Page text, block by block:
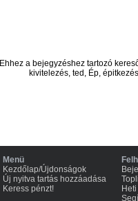
Ehhez a bejegyzéshez tartozó
kivitelezés, ted, Ép, épitkezés
Menü
Kezdőlap/Újdonságok
Új nyitva tartás hozzáadása
Keress pénzt!